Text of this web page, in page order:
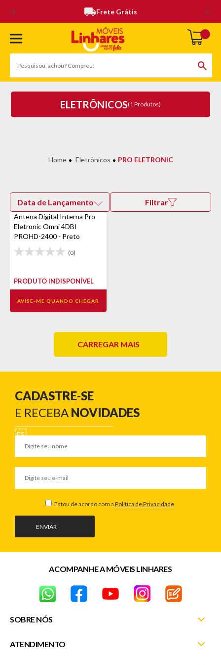
Frete Grátis
ELETRÔNICOS(1 Produtos)
Eletrônicos PRO ELETRONIC
Data de Lançamento Filtrar
Antena Digital Interna Pro
Eletronic Omni 4DBI
PROHD-2400 - Preto
(0)
PRODUTO INDISPONÍVEL
AVISE-ME QUANDO CHEGAR
CARREGAR MAIS
CADASTRE-SE
E RECEBA NOVIDADES
ENVIAR
Estou de acordo com a Política de Privacidade
SOBRE NÓS
Nossas Lojas
ATENDIMENTO
ACOMPANHE A MÓVEIS LINHARES